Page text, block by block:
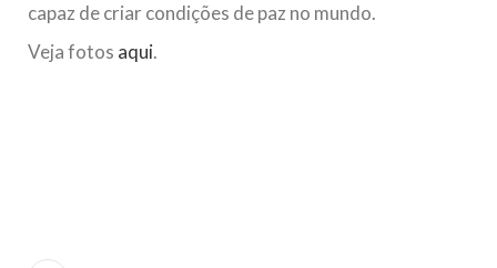
Centro Islâmico no Brasil recebe o ex-
capaz de criar condições de paz no mundo.
Veja fotos aqui.